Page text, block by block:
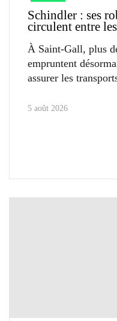
Schindler : ses
circulent entre
À Saint-Gall, plus
empruntent
assurer les
5 août 2026